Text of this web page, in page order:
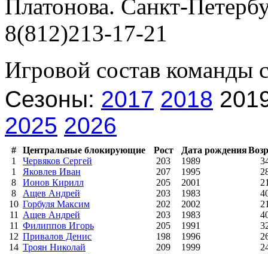
Платонова. Санкт-
8(812)213-17-21
Игровой состав команды
Сезоны: 2017 2018
2025 2026
# Центральные блокирующие Рост Дата рождения
1
Червяков Сергей 203 1989
1
Яковлев Иван 207 1995
8
Ионов Кирилл 205 2001
8
Ащев Андрей 203 1983
10 Горбуля Максим 202 2002
11
Ащев Андрей 203 1983
11 Филиппов Игорь 205 1991
12 Привалов Денис 198 1996
14 Троян Николай 209 1999